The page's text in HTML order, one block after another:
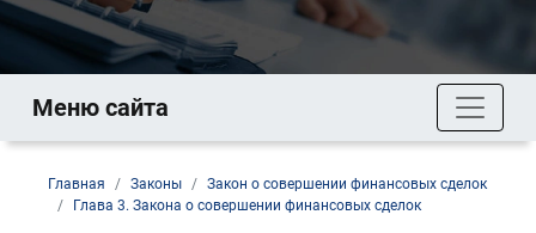
Меню сайта
Главная Законы
Закон о совершении финансовых сделок
Глава 3. Закона о совершении финансовых сделок